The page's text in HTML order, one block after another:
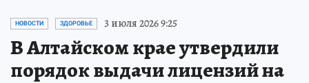
НОВОСТИ ЗДОРОВЬЕ 3 июля 2026 9:25
В Алтайском крае утвердили
порядок выдачи лицензий на